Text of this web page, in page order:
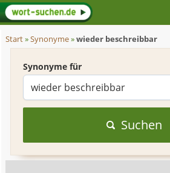
Start»Synonyme»wieder beschreibbar
Synonyme für
Suchen